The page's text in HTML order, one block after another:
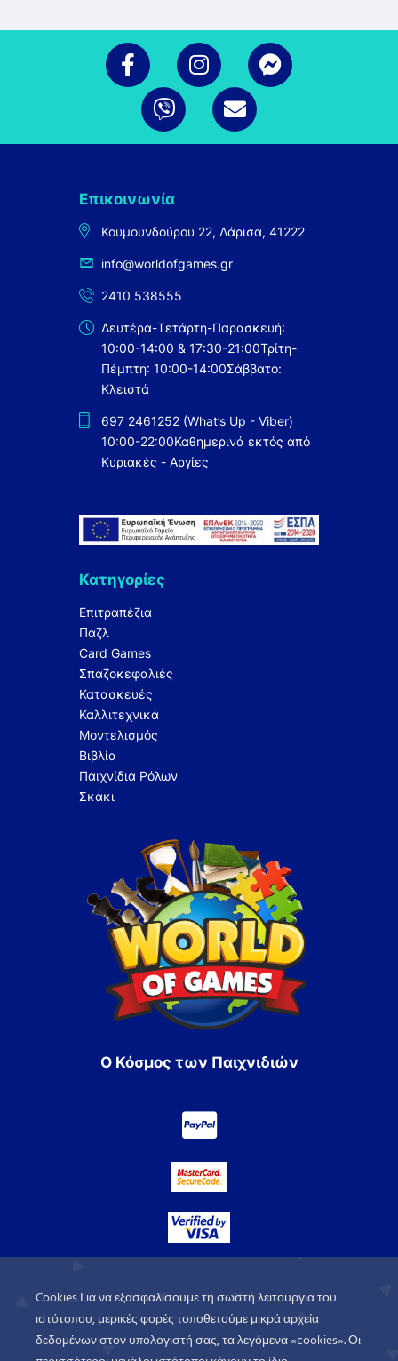
Επικοινωνία
Κουμουνδούρου 22, Λάρισα, 41222
info@worldofgames.gr
2410 538555
Δευτέρα-Τετάρτη-Παρασκευή:
10:00-14:00 & 17:30-21:00Τρίτη-
Πέμπτη: 10:00-14:00Σάββατο:
Κλειστά
697 2461252 (What’s Up - Viber)
10:00-22:00Καθημερινά εκτός από
Κυριακές - Αργίες
Κατηγορίες
Επιτραπέζια
Παζλ
Card Games
Σπαζοκεφαλιές
Κατασκευές
Καλλιτεχνικά
Μοντελισμός
Βιβλία
Παιχνίδια Ρόλων
Σκάκι
Ο Κόσμος των Παιχνιδιών
Cookies Για να εξασφαλίσουμε τη σωστή λειτουργία του
ιστότοπου, μερικές φορές τοποθετούμε μικρά αρχεία
δεδομένων στον υπολογιστή σας, τα λεγόμενα «cookies». Οι